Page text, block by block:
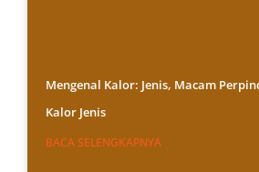
Mengenal Kalor: Jenis, Macam
Kalor Jenis
BACA SELENGKAPNYA